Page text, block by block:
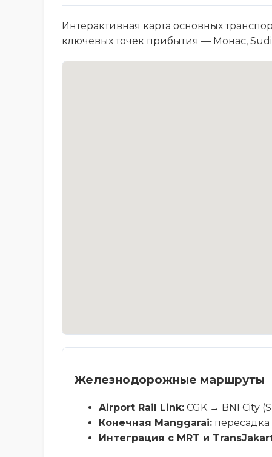
Интерактивная карта основных
ключевых точек прибытия — Монас,
Железнодорожные маршруты
Airport Rail Link: CGK → BNI City
Конечная Manggarai: пересадка
Интеграция с MRT и